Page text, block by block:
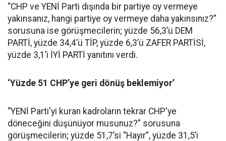
“CHP ve YENİ Parti dışında bir partiye oy vermeye
yakınsanız, hangi partiye oy vermeye daha yakınsınız?”
sorusuna ise görüşmecilerin; yüzde 56,3’ü DEM
PARTİ, yüzde 34,4’ü TİP, yüzde 6,3’ü ZAFER PARTİSİ,
yüzde 3,1’i İYİ PARTİ yanıtını verdi.
‘Yüzde 51 CHP’ye geri dönüş beklemiyor’
“YENİ Parti'yi kuran kadroların tekrar CHP'ye
döneceğini düşünüyor musunuz?” sorusuna
görüşmecilerin; yüzde 51,7’si “Hayır”, yüzde 31,5’i